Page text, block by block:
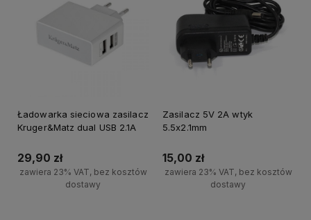
Ładowarka sieciowa zasilacz
Kruger&Matz dual USB 2.1A
29,90 zł
zawiera 23% VAT, bez kosztów
dostawy
Zasilacz 5V 2A wtyk
5.5x2.1mm
15,00 zł
zawiera 23% VAT, bez kosztów
dostawy